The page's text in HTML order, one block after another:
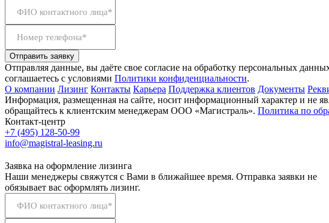
ФИО контактного лица*
Номер телефона*
Отправить заявку
Отправляя данные, вы даёте свое согласие на обработку персональных
соглашаетесь с условиями Политики конфиденциальности.
О компании Лизинг Контакты Карьера Поддержка клиентов Документы
Информация, размещенная на сайте, носит информационный характер и не
обращайтесь к клиентским менеджерам ООО «Магистраль». Политика по
Контакт-центр
+7 (495) 128-50-99
info@magistral-leasing.ru
Заявка на оформление лизинга
Наши менеджеры свяжутся с Вами в ближайшее время. Отправка заявки не
обязывает вас оформлять лизинг.
ФИО контактного лица*